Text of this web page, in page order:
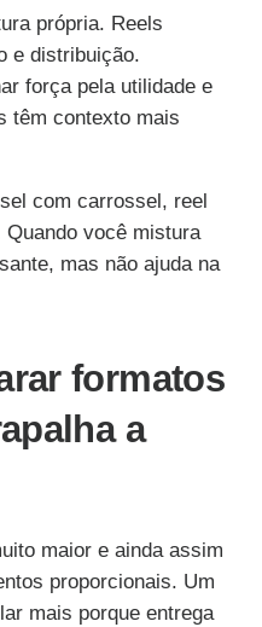
própria. Reels
e distribuição.
força pela utilidade e
têm contexto mais
com carrossel, reel
você mistura
mas não ajuda na
formatos
a
maior e ainda assim
proporcionais. Um
mais porque entrega